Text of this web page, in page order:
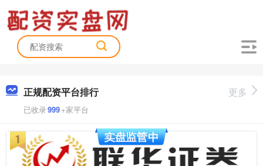
正规配资平台排行
已收录999+家平台
更多